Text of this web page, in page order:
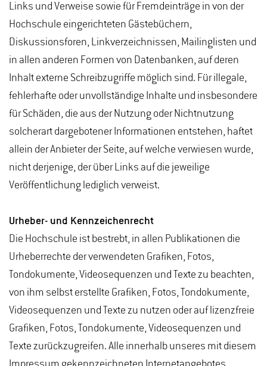
Links und Verweise sowie für Fremdeinträge in von der
Hochschule eingerichteten Gästebüchern,
Diskussionsforen, Linkverzeichnissen, Mailinglisten und
in allen anderen Formen von Datenbanken, auf deren
Inhalt externe Schreibzugriffe möglich sind. Für illegale,
fehlerhafte oder unvollständige Inhalte und insbesondere
für Schäden, die aus der Nutzung oder Nichtnutzung
solcherart dargebotener Informationen entstehen, haftet
allein der Anbieter der Seite, auf welche verwiesen wurde,
nicht derjenige, der über Links auf die jeweilige
Veröffentlichung lediglich verweist.
Urheber- und Kennzeichenrecht
Die Hochschule ist bestrebt, in allen Publikationen die
Urheberrechte der verwendeten Grafiken, Fotos,
Tondokumente, Videosequenzen und Texte zu beachten,
von ihm selbst erstellte Grafiken, Fotos, Tondokumente,
Videosequenzen und Texte zu nutzen oder auf lizenzfreie
Grafiken, Fotos, Tondokumente, Videosequenzen und
Texte zurückzugreifen. Alle innerhalb unseres mit diesem